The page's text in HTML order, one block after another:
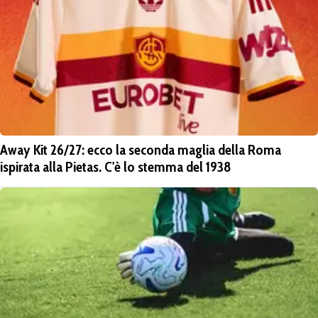
Away Kit 26/27: ecco la seconda maglia della Roma
ispirata alla Pietas. C'è lo stemma del 1938